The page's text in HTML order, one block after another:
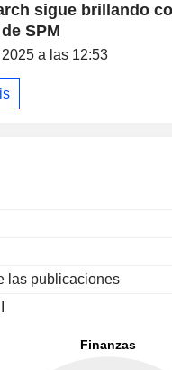
sigue brillando
SPM
a las 12:53
las publicaciones